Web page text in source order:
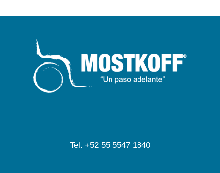
Tel: +52 55 5547 1840